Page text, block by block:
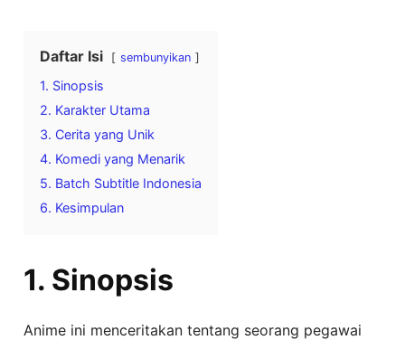
Daftar Isi sembunyikan
1. Sinopsis
2. Karakter Utama
3. Cerita yang Unik
4. Komedi yang Menarik
5. Batch Subtitle Indonesia
6. Kesimpulan
1. Sinopsis
Anime ini menceritakan tentang seorang pegawai